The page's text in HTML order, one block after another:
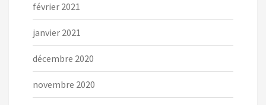
février 2021
janvier 2021
décembre 2020
novembre 2020